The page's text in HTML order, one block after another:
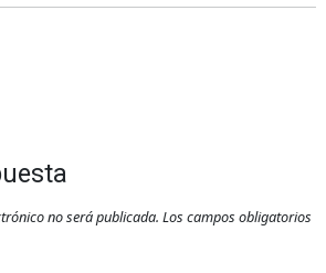
no será publicada. Los campos obligatorios